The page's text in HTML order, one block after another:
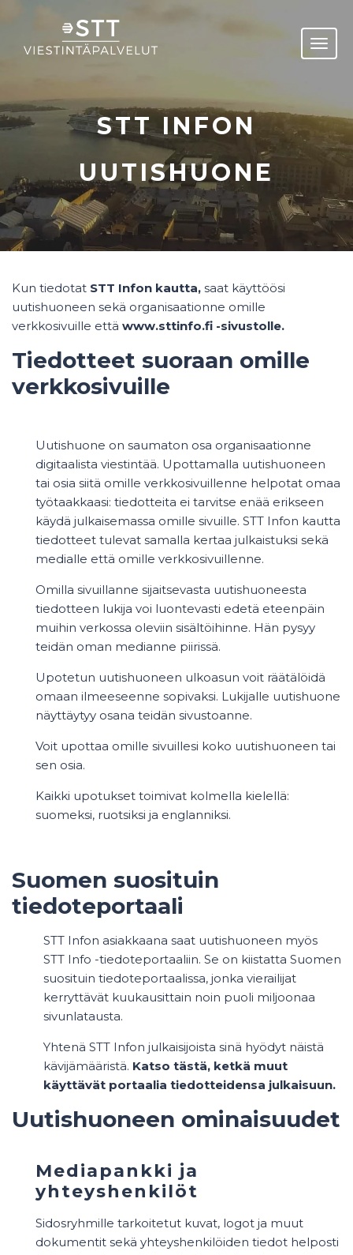
STT INFON
UUTISHUONE
Kun tiedotat STT Infon kautta, saat käyttöösi
uutishuoneen sekä organisaationne omille
verkkosivuille että www.sttinfo.fi -sivustolle.
Tiedotteet suoraan omille
verkkosivuille
Uutishuone on saumaton osa organisaationne
digitaalista viestintää. Upottamalla uutishuoneen
tai osia siitä omille verkkosivuillenne helpotat omaa
työtaakkaasi: tiedotteita ei tarvitse enää erikseen
käydä julkaisemassa omille sivuille. STT Infon kautta
tiedotteet tulevat samalla kertaa julkaistuksi sekä
medialle että omille verkkosivuillenne.
Omilla sivuillanne sijaitsevasta uutishuoneesta
tiedotteen lukija voi luontevasti edetä eteenpäin
muihin verkossa oleviin sisältöihinne. Hän pysyy
teidän oman medianne piirissä.
Upotetun uutishuoneen ulkoasun voit räätälöidä
omaan ilmeeseenne sopivaksi. Lukijalle uutishuone
näyttäytyy osana teidän sivustoanne.
Voit upottaa omille sivuillesi koko uutishuoneen tai
sen osia.
Kaikki upotukset toimivat kolmella kielellä:
suomeksi, ruotsiksi ja englanniksi.
Suomen suosituin
tiedoteportaali
STT Infon asiakkaana saat uutishuoneen myös
STT Info -tiedoteportaaliin. Se on kiistatta Suomen
suosituin tiedoteportaalissa, jonka vierailijat
kerryttävät kuukausittain noin puoli miljoonaa
sivunlatausta.
Yhtenä STT Infon julkaisijoista sinä hyödyt näistä
kävijämääristä. Katso tästä, ketkä muut
käyttävät portaalia tiedotteidensa julkaisuun.
Uutishuoneen ominaisuudet
Mediapankki ja
yhteyshenkilöt
Sidosryhmille tarkoitetut kuvat, logot ja muut
dokumentit sekä yhteyshenkilöiden tiedot helposti